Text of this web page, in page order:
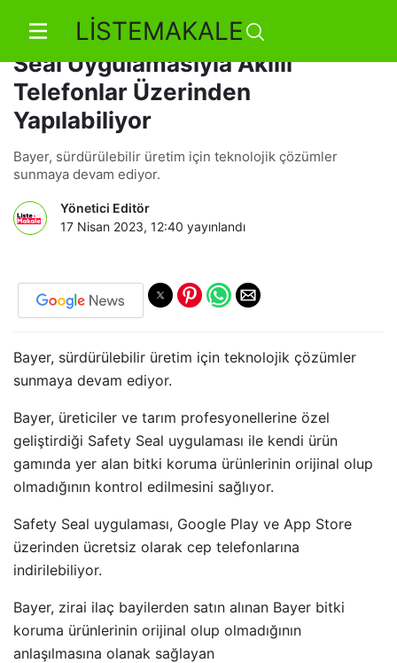
LİSTEMAKALE
Ürün Güvenlik Kontrolü, Safety
Seal Uygulamasıyla Akıllı
Telefonlar Üzerinden
Yapılabiliyor
Bayer, sürdürülebilir üretim için teknolojik çözümler
sunmaya devam ediyor.
Yönetici Editör
17 Nisan 2023, 12:40 yayınlandı
Bayer, sürdürülebilir üretim için teknolojik çözümler
sunmaya devam ediyor.
Bayer, üreticiler ve tarım profesyonellerine özel
geliştirdiği Safety Seal uygulaması ile kendi ürün
gamında yer alan bitki koruma ürünlerinin orijinal olup
olmadığının kontrol edilmesini sağlıyor.
Safety Seal uygulaması, Google Play ve App Store
üzerinden ücretsiz olarak cep telefonlarına
indirilebiliyor.
Bayer, zirai ilaç bayilerden satın alınan Bayer bitki
koruma ürünlerinin orijinal olup olmadığının
anlaşılmasına olanak sağlayan